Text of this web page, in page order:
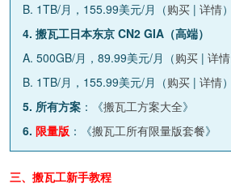
B. 1TB/月，155.99美元/月（购买 | 详情）
4. 搬瓦工日本东京 CN2 GIA（高端）
A. 500GB/月，89.99美元/月（购买 | 详情
B. 1TB/月，155.99美元/月（购买 | 详情）
5. 所有方案 ：《搬瓦工方案大全》
6. 限量版 ：《搬瓦工所有限量版套餐》
三、搬瓦工新手教程